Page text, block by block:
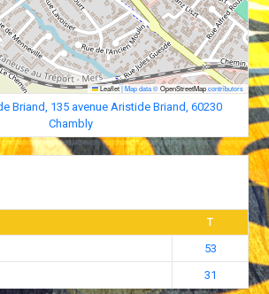
Leaflet|Map data ©OpenStreetMapcontributors
Briand, 135 avenue Aristide Briand, 60230
Chambly
T
53
31